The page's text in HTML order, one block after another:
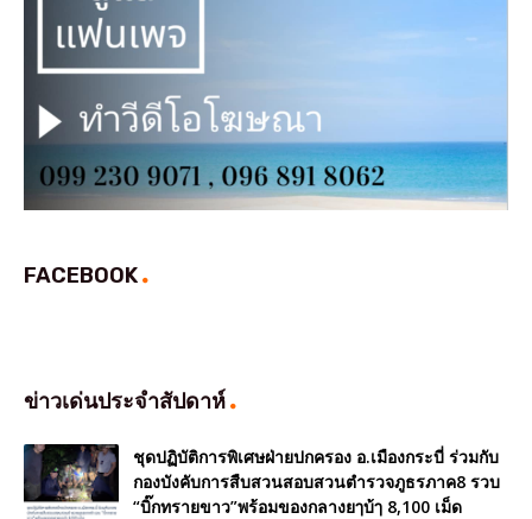
FACEBOOK
ข่าวเด่นประจำสัปดาห์
ชุดปฏิบัติการพิเศษฝ่ายปกครอง อ.เมืองกระบี่ ร่วมกับ
กองบังคับการสืบสวนสอบสวนตำรวจภูธรภาค8 รวบ
“บิ๊กทรายขาว”พร้อมของกลางยๅบ้ๅ 8,100 เม็ด